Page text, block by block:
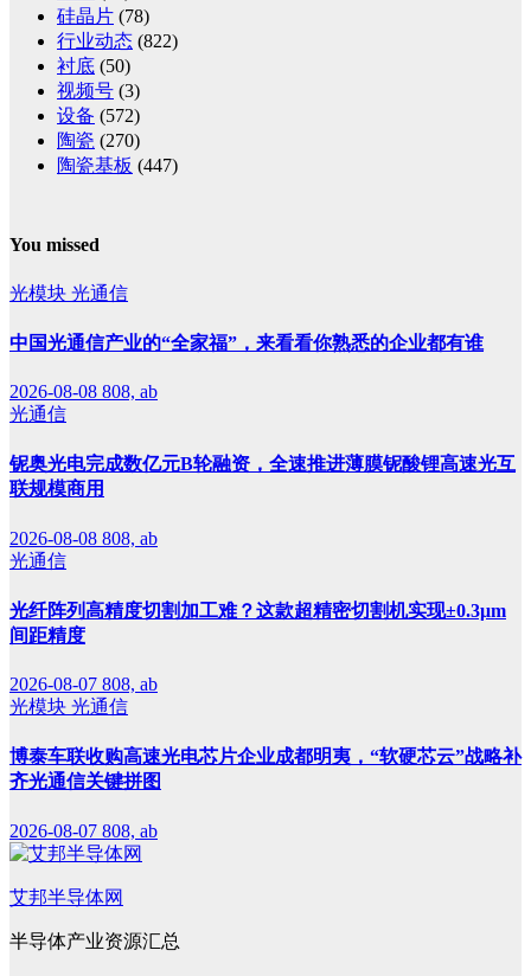
硅晶片 (78)
行业动态 (822)
衬底 (50)
视频号 (3)
设备 (572)
陶瓷 (270)
陶瓷基板 (447)
You missed
光模块 光通信
中国光通信产业的“全家福”，来看看你熟悉的企业都有谁
2026-08-08 808, ab
光通信
铌奥光电完成数亿元B轮融资，全速推进薄膜铌酸锂高速光互
联规模商用
2026-08-08 808, ab
光通信
光纤阵列高精度切割加工难？这款超精密切割机实现±0.3μm
间距精度
2026-08-07 808, ab
光模块 光通信
博泰车联收购高速光电芯片企业成都明夷，“软硬芯云”战略补
齐光通信关键拼图
2026-08-07 808, ab
艾邦半导体网
半导体产业资源汇总